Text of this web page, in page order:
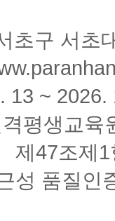
초구 서초
13 ~ 2026.
평생교육
제47조
성 품질인